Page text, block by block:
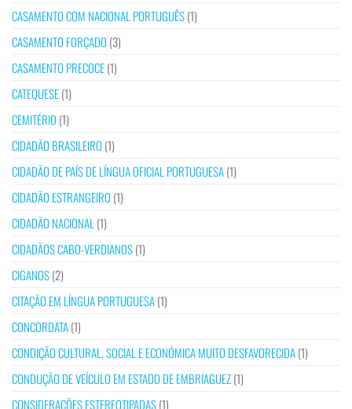
CASAMENTO COM NACIONAL PORTUGUÊS(1)
CASAMENTO FORÇADO (3)
CASAMENTO PRECOCE(1)
CATEQUESE(1)
CEMITÉRIO (1)
CIDADÃO BRASILEIRO (1)
CIDADÃO DE PAÍS DE LÍNGUA OFICIAL PORTUGUESA(1)
CIDADÃO ESTRANGEIRO (1)
CIDADÃO NACIONAL (1)
CIDADÃOS CABO-VERDIANOS(1)
CIGANOS(2)
CITAÇÃO EM LÍNGUA PORTUGUESA(1)
CONCORDATA(1)
CONDIÇÃO CULTURAL, SOCIAL E ECONÓMICA MUITO DESFAVORECIDA(1)
CONDUÇÃO DE VEÍCULO EM ESTADO DE EMBRIAGUEZ(1)
CONSIDERAÇÕES ESTEREOTIPADAS(1)